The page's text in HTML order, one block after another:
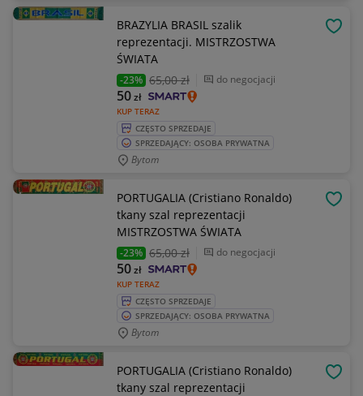
BRAZYLIA BRASIL szalik
reprezentacji. MISTRZOSTWA
ŚWIATA
-23% 65,00 zł do negocjacji
KUP TERAZ
50zł
CZĘSTO SPRZEDAJE
SPRZEDAJĄCY: OSOBA PRYWATNA
Bytom
PORTUGALIA (Cristiano Ronaldo)
tkany szal reprezentacji
MISTRZOSTWA ŚWIATA
-23% 65,00 zł do negocjacji
KUP TERAZ
50zł
CZĘSTO SPRZEDAJE
SPRZEDAJĄCY: OSOBA PRYWATNA
Bytom
PORTUGALIA (Cristiano Ronaldo)
tkany szal reprezentacji